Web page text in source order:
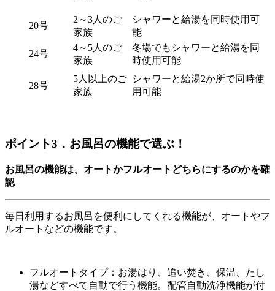
20号
2～3人のご
家族
シャワーと給湯を同時使用可
能
24号
4～5人のご
家族
冬場でも シャワーと給湯を同
時使用可能
28号
5人以上のご
家族
シャワーと給湯2か所で同時使
用可能
ポイント3．お風呂の機能で選ぶ！
お風呂の機能は、オートかフルオートどちらにするのかを確
認
毎日利用するお風呂を便利にしてくれる機能が、オートやフ
ルオートなどの機能です。
フルオートタイプ：お湯はり、追い焚き、保温、たし
湯などすべて自動で行う機能。配管自動洗浄機能が付